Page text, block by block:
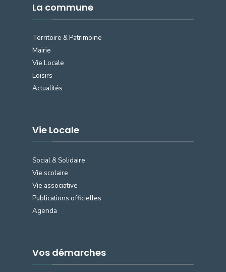
La commune
Territoire & Patrimoine
Mairie
Vie Locale
Loisirs
Actualités
Vie Locale
Social & Solidaire
Vie scolaire
Vie associative
Publications officielles
Agenda
Vos démarches